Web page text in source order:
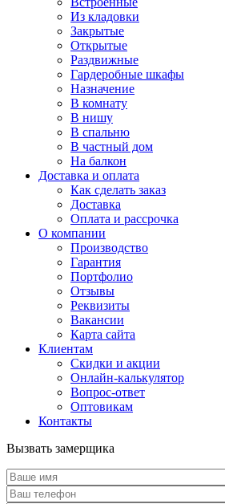
Из кладовки
Закрытые
Открытые
Раздвижные
Гардеробные шкафы
Назначение
В комнату
В нишу
В спальню
В частный дом
На балкон
Доставка и оплата
Как сделать заказ
Доставка
Оплата и рассрочка
О компании
Производство
Гарантия
Портфолио
Отзывы
Реквизиты
Вакансии
Карта сайта
Клиентам
Скидки и акции
Онлайн-калькулятор
Вопрос-ответ
Оптовикам
Контакты
Вызвать замерщика